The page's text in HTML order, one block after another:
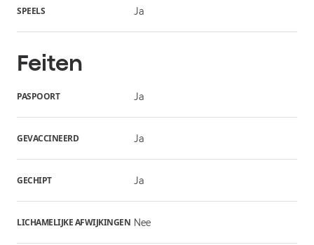
SPEELS Ja
Feiten
PASPOORT Ja
GEVACCINEERD Ja
GECHIPT Ja
LICHAMELIJKE AFWIJKINGEN Nee